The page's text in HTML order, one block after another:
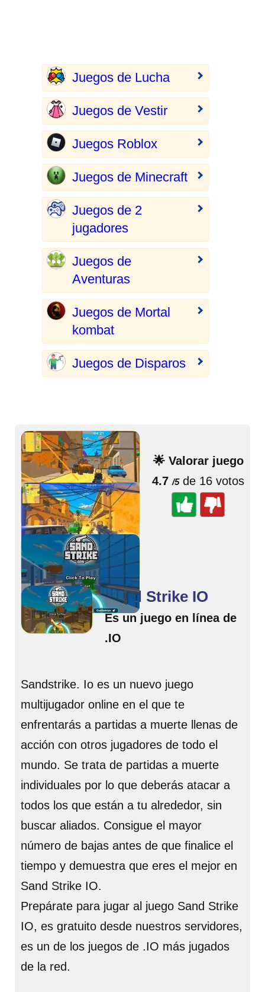
Juegos de Lucha
Juegos de Vestir
Juegos Roblox
Juegos de Minecraft
Juegos de 2
jugadores
Juegos de
Aventuras
Juegos de Mortal
kombat
Juegos de Disparos
🌟 Valorar juego
4.7 /5de 16 votos
Sand Strike IO
Es un juego en línea de
.IO
Sandstrike. Io es un nuevo juego
multijugador online en el que te
enfrentarás a partidas a muerte llenas de
acción con otros jugadores de todo el
mundo. Se trata de partidas a muerte
individuales por lo que deberás atacar a
todos los que están a tu alrededor, sin
buscar aliados. Consigue el mayor
número de bajas antes de que finalice el
tiempo y demuestra que eres el mejor en
Sand Strike IO.
Prepárate para jugar al juego Sand Strike
IO, es gratuito desde nuestros servidores,
es un de los juegos de .IO más jugados
de la red.